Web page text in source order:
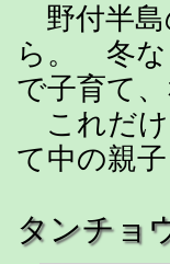
野付半島
ら。 冬な
で子育て
これだけ
て中の親子
タンチョ